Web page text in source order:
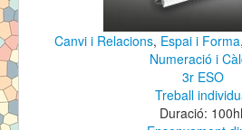
Canvi i Relacions, Espai i Forma,
Numeració i
3r ESO
Treball
Duració: